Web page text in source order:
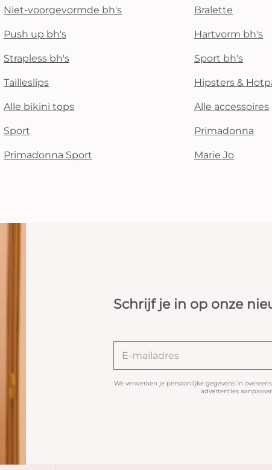
Niet-voorgevormde bh's Bralette
Push up bh's Hartvorm bh's
Strapless bh's Sport bh's
Tailleslips Hipsters &
Alle bikini tops Alle accessoires
Sport Primadonna
Primadonna Sport Marie Jo
Schrijf je in op onze
We verwerken je persoonlijke gegevens in
advertenties